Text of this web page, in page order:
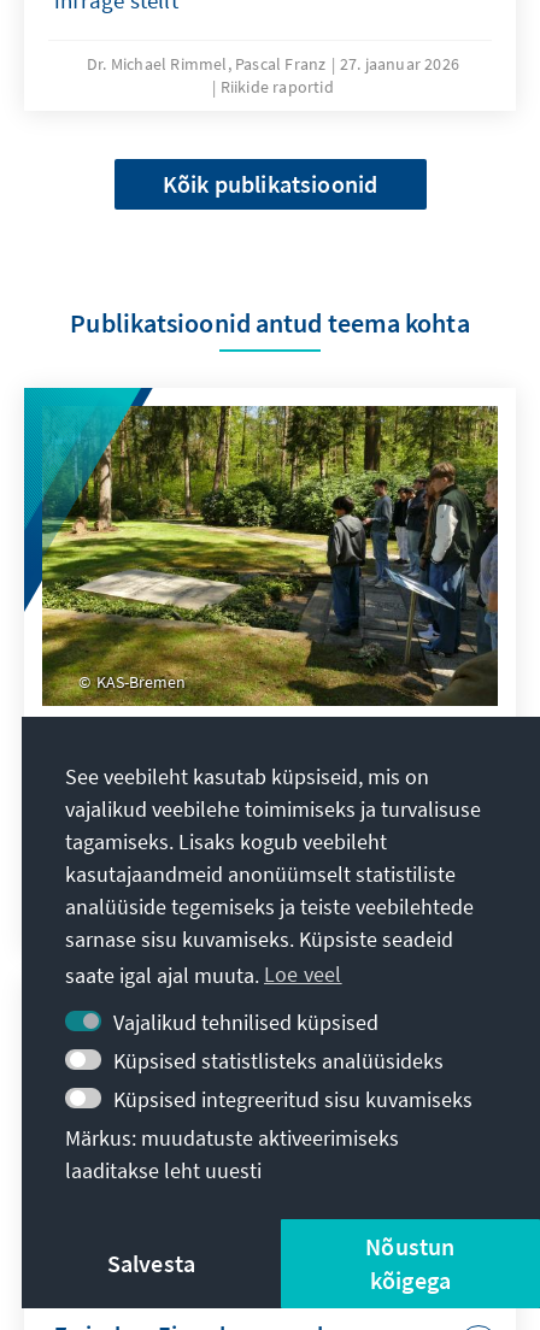
Dr. Michael Rimmel, Pascal Franz
27. jaanuar 2026
Riikide raportid
Kõik publikatsioonid
Publikatsioonid antud teema kohta
KAS-Bremen
größte Schuld, die wir wohl alle
haben“
Exkursion in die Gedenkstätte Sandbostel
Meret Nitschke 10. juuli 2026 Ürituste kokkuvõtted
KAS/Gerd Markert
See veebileht kasutab küpsiseid, mis on
vajalikud veebilehe toimimiseks ja turvalisuse
tagamiseks. Lisaks kogub veebileht
kasutajaandmeid anonüümselt statistiliste
analüüside tegemiseks ja teiste veebilehtede
sarnase sisu kuvamiseks. Küpsiste seadeid
saate igal ajal muuta. Loe veel
Vajalikud tehnilised küpsised
Küpsised statistlisteks analüüsideks
Küpsised integreeritud sisu kuvamiseks
Märkus: muudatuste aktiveerimiseks
laaditakse leht uuesti
Salvesta
Nõustun
kõigega